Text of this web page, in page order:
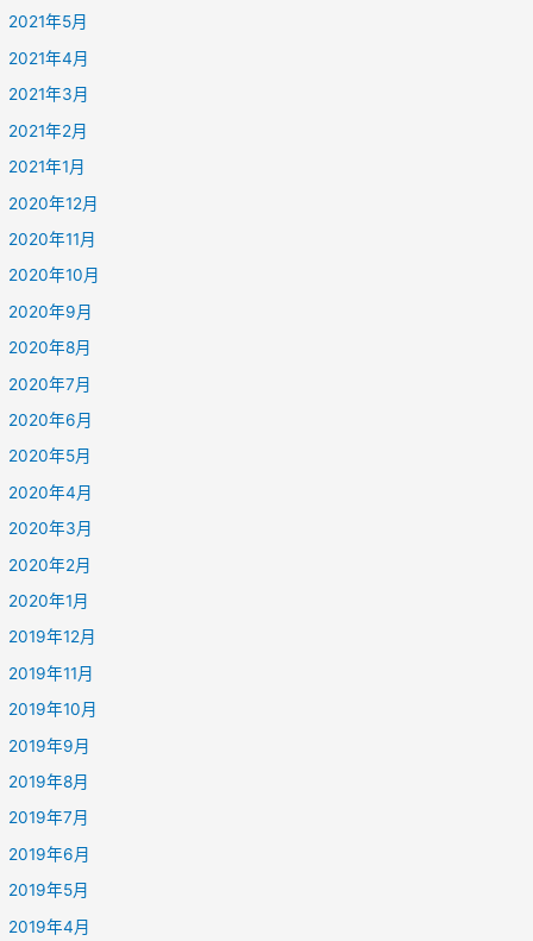
2021年5月
2021年4月
2021年3月
2021年2月
2021年1月
2020年12月
2020年11月
2020年10月
2020年9月
2020年8月
2020年7月
2020年6月
2020年5月
2020年4月
2020年3月
2020年2月
2020年1月
2019年12月
2019年11月
2019年10月
2019年9月
2019年8月
2019年7月
2019年6月
2019年5月
2019年4月